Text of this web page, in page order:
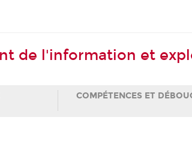
de l'information et
COMPÉTENCES ET